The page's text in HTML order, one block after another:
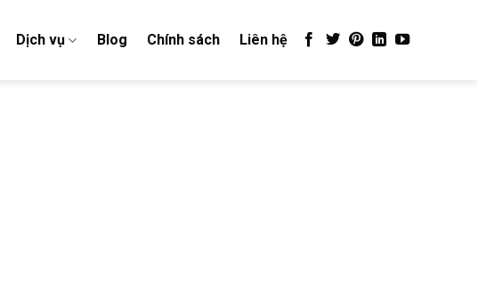
Dịch vụ Blog Chính sách Liên hệ